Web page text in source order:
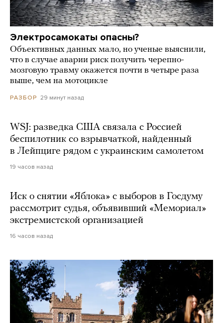
Электросамокаты опасны?
Объективных данных мало, но ученые выяснили,
что в случае аварии риск получить черепно-
мозговую травму окажется почти в четыре раза
выше, чем на мотоцикле
РАЗБОР 29 минут назад
WSJ: разведка США связала с Россией
беспилотник со взрывчаткой, найденный
в Лейпциге рядом с украинским самолетом
19 часов назад
Иск о снятии «Яблока» с выборов в Госдуму
рассмотрит судья, объявивший «Мемориал»
экстремистской организацией
16 часов назад